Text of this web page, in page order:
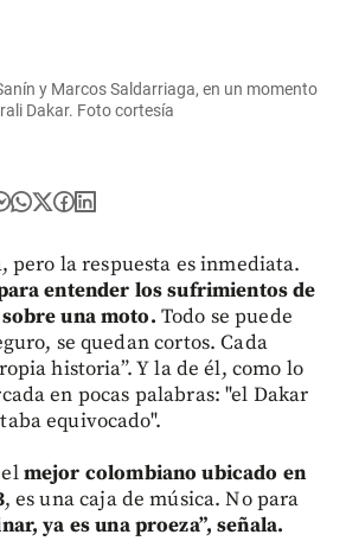
y Marcos Saldarriaga, en un momento
Dakar. Foto cortesía
pero la respuesta es inmediata.
entender los sufrimientos de
una moto. Todo se puede
se quedan cortos. Cada
historia”. Y la de él, como lo
en pocas palabras: "el Dakar
equivocado".
mejor colombiano ubicado en
, es una caja de música. No para
ya es una proeza”, señala.